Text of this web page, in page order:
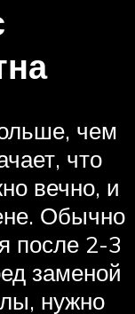
чем
что
вечно, и
Обычно
после 2-3
заменой
нужно